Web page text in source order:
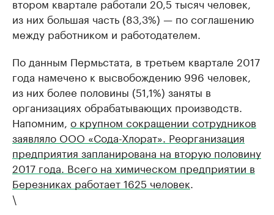
втором квартале работали 20,5 тысяч человек,
из них большая часть (83,3%) — по соглашению
между работником и работодателем.
По данным Пермьстата, в третьем квартале 2017
года намечено к высвобождению 996 человек,
из них более половины (51,1%) заняты в
организациях обрабатывающих производств.
Напомним, о крупном сокращении сотрудников
заявляло ООО «Сода-Хлорат». Реорганизация
предприятия запланирована на вторую половину
2017 года.​ Всего на химическом предприятии в
Березниках работает 1625 человек.
\